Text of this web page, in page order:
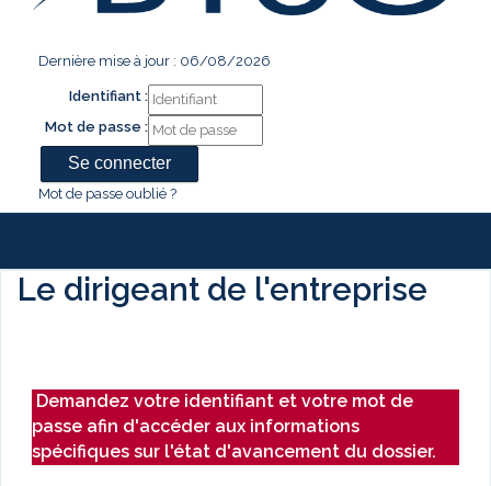
Dernière mise à jour : 06/08/2026
Identifiant :
Mot de passe :
Mot de passe oublié ?
Le dirigeant de l'entreprise
Demandez votre identifiant et votre mot de
passe afin d'accéder aux informations
spécifiques sur l'état d'avancement du dossier.